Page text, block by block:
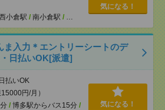
小倉駅 / 南小倉駅 / …
気になる！
ま入力＊エントリーシートのデ
日払いOK[派遣]
払いOK
円/月）
/ 博多駅からバス15分 /
気になる！